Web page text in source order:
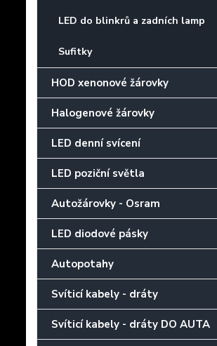
LED do blinkrů a zadních lamp
Sufitky
HOD xenonové žárovky
Halogenové žárovky
LED denní svícení
LED poziční světla
Autožárovky - Osram
LED diodové pásky
Autopotahy
Svíticí kabely - dráty
Svíticí kabely - dráty DO AUTA